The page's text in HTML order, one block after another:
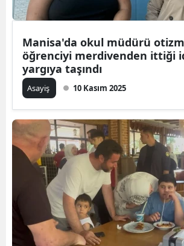
Manisa'da okul müdürü
öğrenciyi merdivenden ittiği
yargıya taşındı
Asayiş 10 Kasım 2025